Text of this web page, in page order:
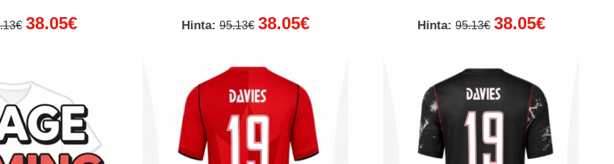
38.05€ Hinta: 95.13€ 38.05€ Hinta:95.13€ 38.05€